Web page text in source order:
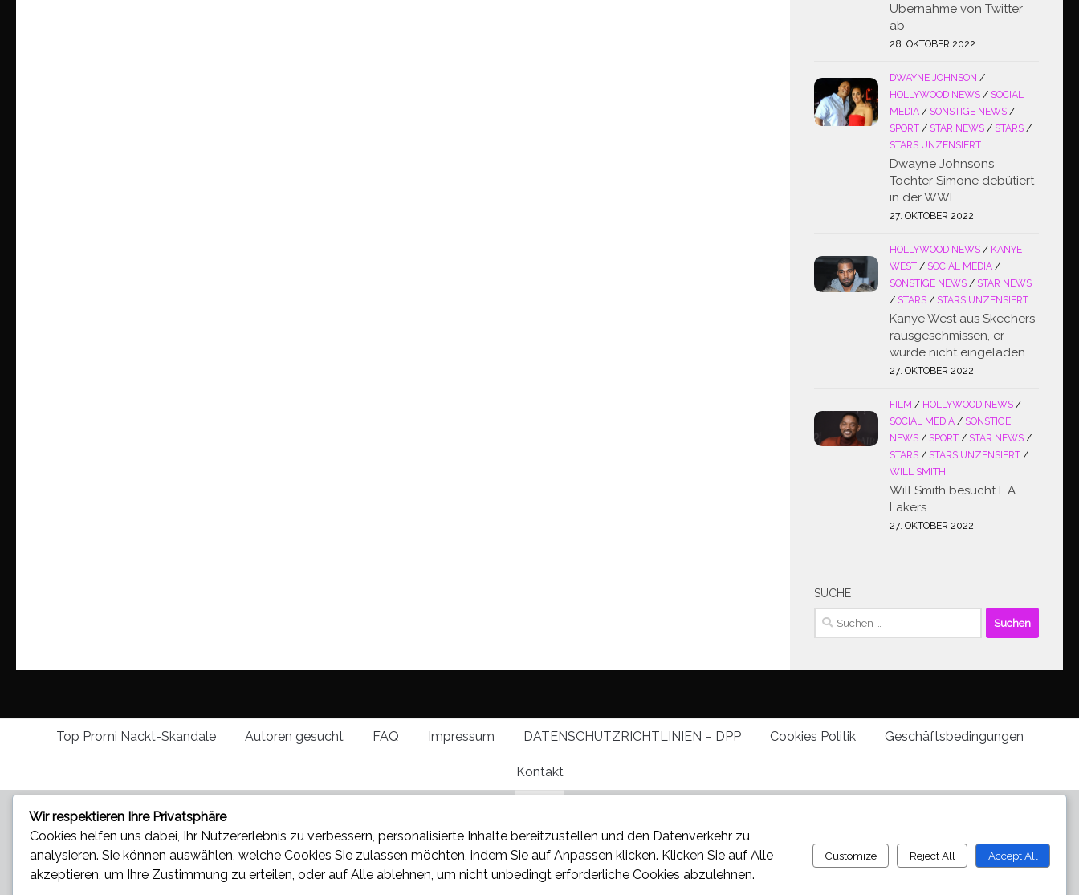
Übernahme von Twitter
ab
28. OKTOBER 2022
DWAYNE JOHNSON /
HOLLYWOOD NEWS / SOCIAL
MEDIA / SONSTIGE NEWS /
SPORT / STAR NEWS / STARS /
STARS UNZENSIERT
Dwayne Johnsons
Tochter Simone debütiert
in der WWE
27. OKTOBER 2022
HOLLYWOOD NEWS / KANYE
WEST / SOCIAL MEDIA /
SONSTIGE NEWS / STAR NEWS
/ STARS / STARS UNZENSIERT
Kanye West aus Skechers
rausgeschmissen, er
wurde nicht eingeladen
27. OKTOBER 2022
FILM / HOLLYWOOD NEWS /
SOCIAL MEDIA / SONSTIGE
NEWS / SPORT / STAR NEWS /
STARS / STARS UNZENSIERT /
WILL SMITH
Will Smith besucht L.A.
Lakers
27. OKTOBER 2022
SUCHE
Suchen
nach:
Top Promi Nackt-Skandale Autoren gesucht FAQ Impressum DATENSCHUTZRICHTLINIEN – DPP Cookies Politik Geschäftsbedingungen
Kontakt
Star und Promi News - Aktuelle Bilder, Videos und News über den neuesten Klatsch
Wir respektieren Ihre Privatsphäre
Cookies helfen uns dabei, Ihr Nutzererlebnis zu verbessern, personalisierte Inhalte bereitzustellen und den Datenverkehr zu
analysieren. Sie können auswählen, welche Cookies Sie zulassen möchten, indem Sie auf Anpassen klicken. Klicken Sie auf Alle
akzeptieren, um Ihre Zustimmung zu erteilen, oder auf Alle ablehnen, um nicht unbedingt erforderliche Cookies abzulehnen.
Customize Reject All Accept All